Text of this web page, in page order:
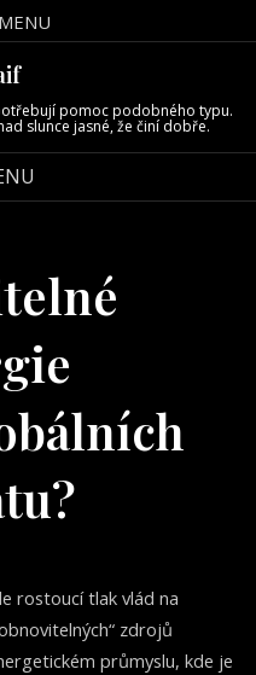
pomoc podobného typu.
slunce jasné, že činí dobře.
rostoucí tlak vlád na
zdrojů
průmyslu, kde je